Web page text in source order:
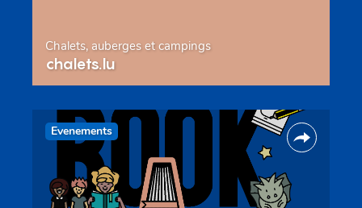
Chalets, auberges et campings
chalets.lu
Evenements